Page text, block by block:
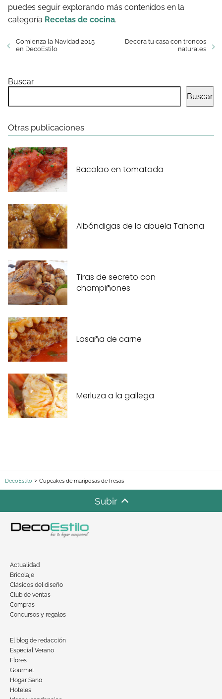
puedes seguir explorando más contenidos en la
categoría Recetas de cocina.
Comienza la Navidad 2015
en DecoEstilo
Decora tu casa con troncos
naturales
Buscar
Buscar
Otras publicaciones
Bacalao en tomatada
Albóndigas de la abuela Tahona
Tiras de secreto con
champiñones
Lasaña de carne
Merluza a la gallega
DecoEstilo Cupcakes de mariposas de fresas
Subir
Actualidad
Bricolaje
Clásicos del diseño
Club de ventas
Compras
Concursos y regalos
El blog de redacción
Especial Verano
Flores
Gourmet
Hogar Sano
Hoteles